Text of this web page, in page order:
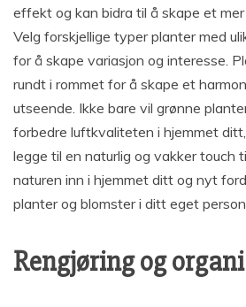
effekt og kan bidra til å skape et
Velg forskjellige typer planter med
for å skape variasjon og interesse.
rundt i rommet for å skape et
utseende. Ikke bare vil grønne
forbedre luftkvaliteten i hjemmet
legge til en naturlig og vakker touch
naturen inn i hjemmet ditt og nyt
planter og blomster i ditt eget
Rengjøring og